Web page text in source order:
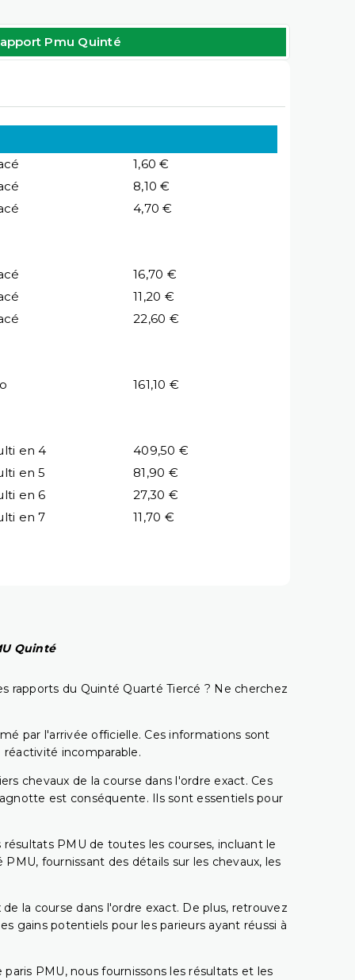
Pmu Quinté
1,60 €
8,10 €
4,70 €
16,70 €
11,20 €
22,60 €
161,10 €
en 4
409,50 €
en 5
81,90 €
en 6
27,30 €
en 7
11,70 €
Quinté
rapports du Quinté Quarté Tiercé ? Ne cherchez
par l'arrivée officielle. Ces informations sont
incomparable.
chevaux de la course dans l'ordre exact. Ces
est conséquente. Ils sont essentiels pour
PMU de toutes les courses, incluant le
fournissant des détails sur les chevaux, les
la course dans l'ordre exact. De plus, retrouvez
gains potentiels pour les parieurs ayant réussi à
PMU, nous fournissons les résultats et les